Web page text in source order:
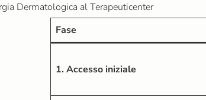
Dermatologica al Terapeuticenter
Fase
1. Accesso iniziale